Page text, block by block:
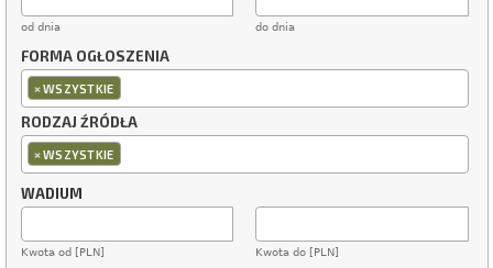
od dnia do dnia
FORMA OGŁOSZENIA
×WSZYSTKIE
RODZAJ ŹRÓDŁA
×WSZYSTKIE
WADIUM
Kwota od [PLN] Kwota do [PLN]